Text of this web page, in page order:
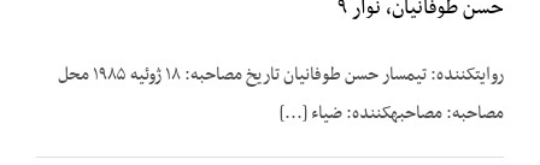
حسن طوفانیان، نوار ۹
روایت­کننده: تیمسار حسن طوفانیان تاریخ مصاحبه: ۱۸ ژوئیه ۱۹۸۵ محل
مصاحبه: مصاحبه­کننده: ضیاء [...]